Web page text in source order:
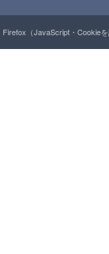
（JavaScript・Cookie